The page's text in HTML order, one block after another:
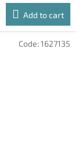
Add to cart
Code:1627135